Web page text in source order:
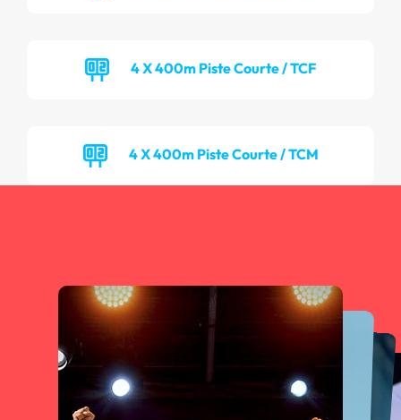
4 X 400m Piste Courte / TCF
4 X 400m Piste Courte / TCM